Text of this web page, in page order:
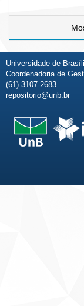
Universidade de
Coordenadoria de
(61) 3107-2683
repositorio@unb.br